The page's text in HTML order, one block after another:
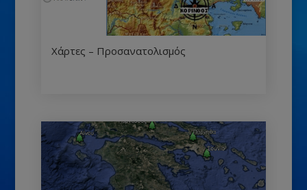
Χάρτες – Προσανατολισμός